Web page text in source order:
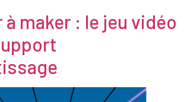
à maker : le jeu vidéo